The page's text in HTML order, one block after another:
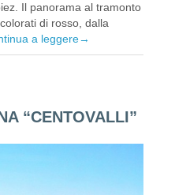
Il panorama al tramonto
di rosso, dalla
a leggere→
“CENTOVALLI”